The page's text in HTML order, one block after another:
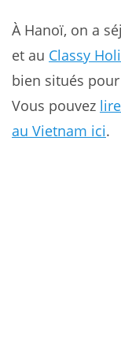
À Hanoï, on a
et au Classy
bien situés
Vous pouvez
au Vietnam ici.